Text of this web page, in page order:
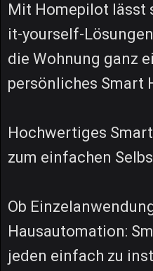
Mit Homepilot lässt
it-yourself-
die Wohnung ganz
persönliches Smart
Hochwertiges
zum einfachen
Ob
Hausautomation:
jeden einfach zu